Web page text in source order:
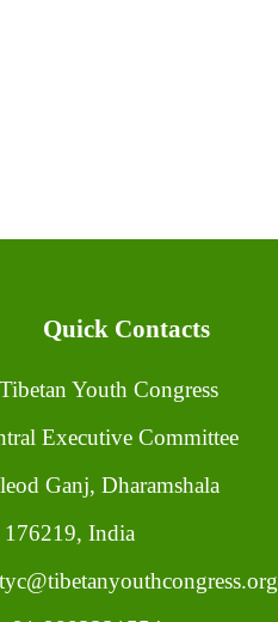
Quick Contacts
Youth Congress
Executive Committee
Ganj, Dharamshala
176219, India